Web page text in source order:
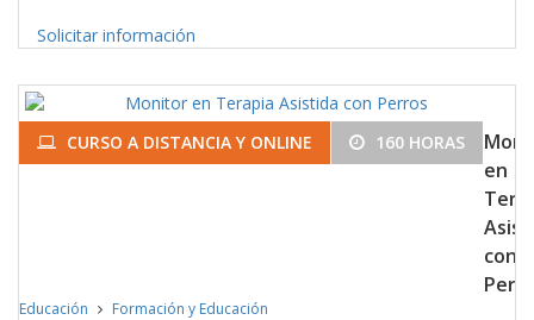
Solicitar información
CURSO A DISTANCIA Y ONLINE 160 HORAS
en
con
Educación Formación y Educación